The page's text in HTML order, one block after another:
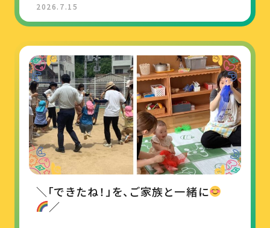
2026.7.15
＼「できたね！」を、ご家族と一緒に
／